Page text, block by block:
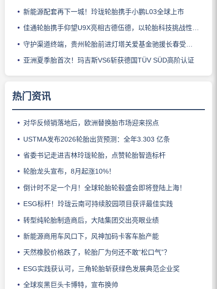
新能源配套再下一城！玲珑轮胎携手小鹏L03全球上市
佳通轮胎携手仰望U9X亮相古德伍德，以轮胎科技挑战性能边界
守护渠道终端，贵州轮胎前进灯塔关爱基金驰援长春受灾门店
亚洲夏季胎首次！玛吉斯VS6斩获德国TÜV SÜD高阶认证
热门资讯
对华反倾销落地后，欧洲替换胎市场迎来拐点
USTMA发布2026轮胎出货预测：全年3.303 亿条
省委书记走进吉林玲珑轮胎，点赞轮胎智造标杆
轮胎龙头宣布，8月起涨10%！
倒计时不足一个月！全球轮胎轮毂盛会即将登陆上海！
ESG标杆！玲珑云南可持续胶园项目获评最佳实践
转型纯轮胎制造商后，大陆集团交出亮眼业绩
新能源商用车风口下，风神加码卡客车胎产能
天然橡胶价格跌了，轮胎厂为何还不敢“松口气”？
ESG实践获认可，三角轮胎斩获绿色发展典范企业奖
全球炭黑巨头卡博特，宣布换帅